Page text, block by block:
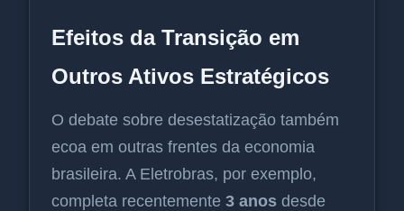
Efeitos da Transição em
Outros Ativos Estratégicos
O debate sobre desestatização também
ecoa em outras frentes da economia
brasileira. A Eletrobras, por exemplo,
completa recentemente 3 anos desde